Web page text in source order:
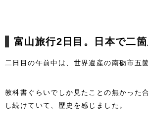
富山旅行2日目。日本で二
二日目の午前中は、世界遺産の南砺市五
教科書ぐらいでしか見たことの無かった
し続けていて、歴史を感じました。